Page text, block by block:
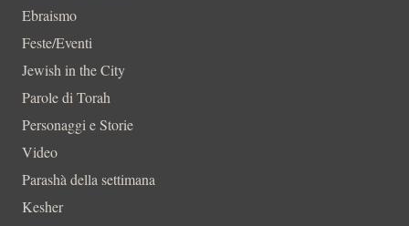
Ebraismo
Feste/Eventi
Jewish in the City
Parole di Torah
Personaggi e Storie
Video
Parashà della settimana
Kesher